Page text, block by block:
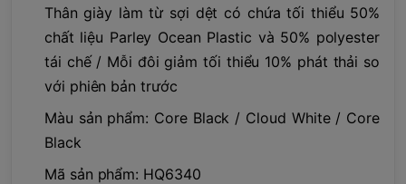
Thân giày làm từ sợi dệt có chứa tối thiểu 50%
chất liệu Parley Ocean Plastic và 50% polyester
tái chế / Mỗi đôi giảm tối thiểu 10% phát thải so
với phiên bản trước
Màu sản phẩm: Core Black / Cloud White / Core
Black
Mã sản phẩm: HQ6340